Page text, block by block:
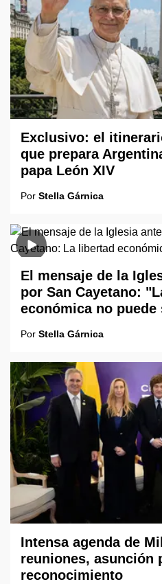
Exclusivo: el
que prepara
papa León XIV
Por Stella Gárnica
El mensaje de la
por San Cayetano:
económica no
Por Stella Gárnica
Intensa agenda de
reuniones, asunción
reconocimiento